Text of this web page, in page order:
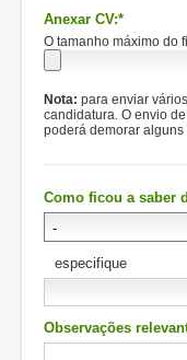
Anexar CV:*
O tamanho máximo do
Nota: para enviar
candidatura. O envio
poderá demorar alguns
Como ficou a saber
especifique
Observações